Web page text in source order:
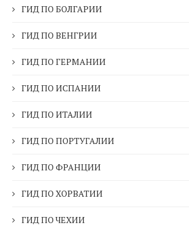
ГИД ПО БОЛГАРИИ
ГИД ПО ВЕНГРИИ
ГИД ПО ГЕРМАНИИ
ГИД ПО ИСПАНИИ
ГИД ПО ИТАЛИИ
ГИД ПО ПОРТУГАЛИИ
ГИД ПО ФРАНЦИИ
ГИД ПО ХОРВАТИИ
ГИД ПО ЧЕХИИ